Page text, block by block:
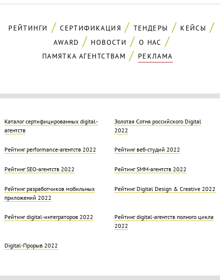
РЕЙТИНГИ СЕРТИФИКАЦИЯ ТЕНДЕРЫ
КЕЙСЫ
AWARD
НОВОСТИ
О НАС
ПАМЯТКА АГЕНТСТВАМ
РЕКЛАМА
Каталог сертифицированных digital-
агентств
Золотая Cотня российского Digital
2022
Рейтинг performance-агентств 2022 Рейтинг веб-студий 2022
Рейтинг SEO-агентств 2022 Рейтинг SMM-агентств 2022
Рейтинг разработчиков мобильных
приложений 2022
Рейтинг Digital Design & Creative 2022
Рейтинг digital-интеграторов 2022
Рейтинг digital-агентств полного цикла
2022
Digital-Прорыв 2022